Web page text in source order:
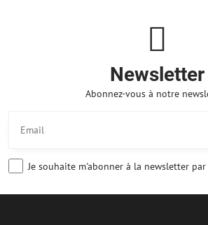
Newsletter
Abonnez-vous à notre
Je souhaite m'abonner à la newsletter